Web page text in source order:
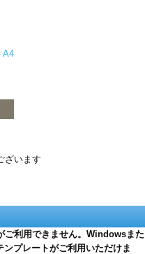
A4
ざいます
ご利用できません。Windowsまた
プレートがご利用いただけま